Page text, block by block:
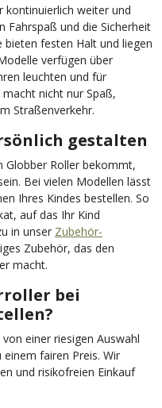
kontinuierlich weiter und
Fahrspaß und die Sicherheit
festen Halt und liegen
verfügen über
leuchten und für
nicht nur Spaß,
Straßenverkehr.
gestalten
Globber Roller bekommt,
Bei vielen Modellen lässt
Ihres Kindes bestellen. So
auf das Ihr Kind
in unser Zubehör-
Zubehör, das den
macht.
bei
einer riesigen Auswahl
fairen Preis. Wir
und risikofreien Einkauf